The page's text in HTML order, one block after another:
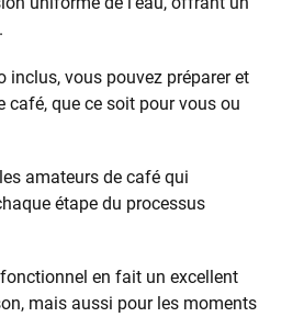
inclus, vous pouvez préparer et
café, que ce soit pour vous ou
amateurs de café qui
étape du processus
en fait un excellent
mais aussi pour les moments